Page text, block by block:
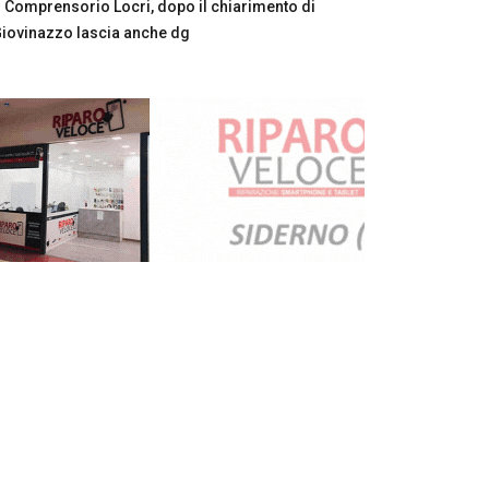
Comprensorio Locri, dopo il chiarimento di
lascia anche dg